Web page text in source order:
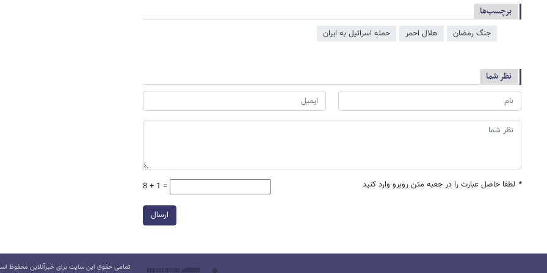
برچسب‌ها
جنگ رمضان هلال احمر حمله اسرائیل به ایران
نظر شما
* لطفا حاصل عبارت را در جعبه متن روبرو وارد کنید 8 + 1 =
ارسال
تمامی حقوق این سایت برای خبرآنلاین محفوظ